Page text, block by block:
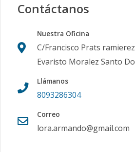
Contáctanos
Nuestra Oficina
C/Francisco Prats
Evaristo Moralez Santo
Llámanos
8093286304
Correo
lora.armando@gmail.com